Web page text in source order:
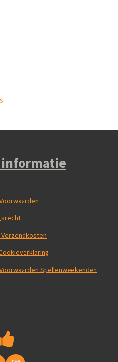
informatie
Spellenweekenden